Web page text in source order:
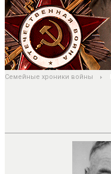
Семейные хроники войны